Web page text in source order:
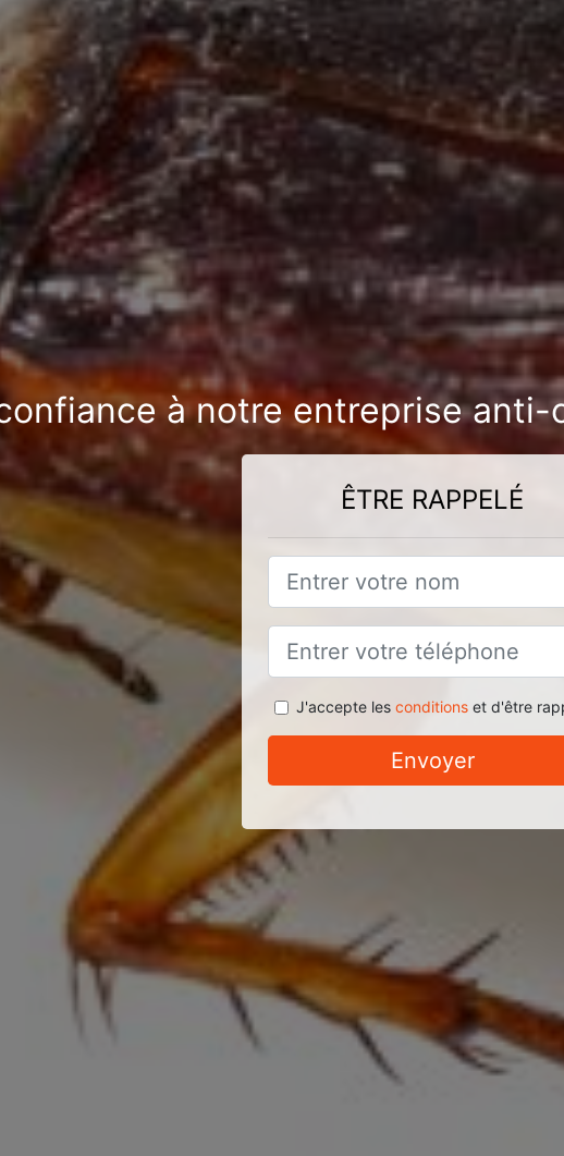
à notre entreprise anti-
ÊTRE RAPPELÉ
J'accepte les conditionset d'être
Envoyer